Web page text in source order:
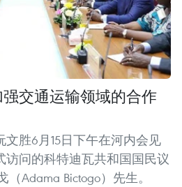
交通运输领域的合作
胜6月15日下午在河内会见
访问的科特迪瓦共和国国民议
Adama Bictogo）先生。